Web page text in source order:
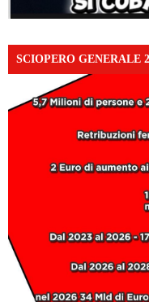
SCIOPERO GENERALE